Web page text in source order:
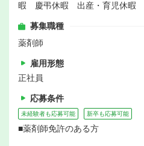
暇 慶弔休暇 出産・育児休暇
募集職種
薬剤師
雇用形態
正社員
応募条件
未経験者も応募可能 新卒も応募可能
■薬剤師免許のある方